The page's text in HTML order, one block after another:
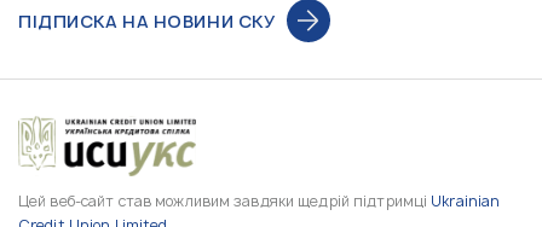
ПІДПИСКА НА НОВИНИ СКУ
Цей веб-сайт став можливим завдяки щедрій підтримці Ukrainian